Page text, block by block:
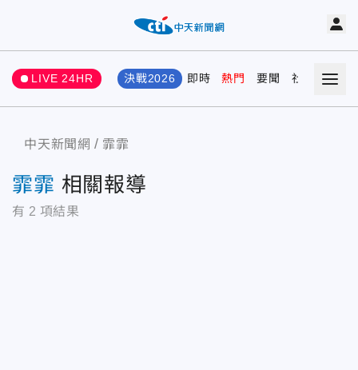
LIVE 24HR 決戰2026 即時 熱門 要聞 社會 娛樂
中天新聞網 霏霏
霏霏 相關報導
有 2 項結果